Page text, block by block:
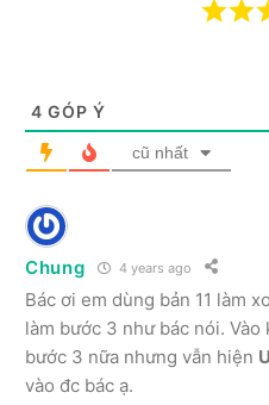
4 GÓP Ý
cũ nhất
Chung 4 years ago
Bác ơi em dùng bản 11 làm
làm bước 3 như bác nói.
bước 3 nữa nhưng vẫn hiện
vào đc bác ạ.